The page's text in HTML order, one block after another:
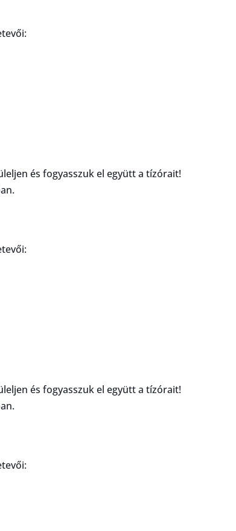
és fogyasszuk el együtt a tízórait!
és fogyasszuk el együtt a tízórait!